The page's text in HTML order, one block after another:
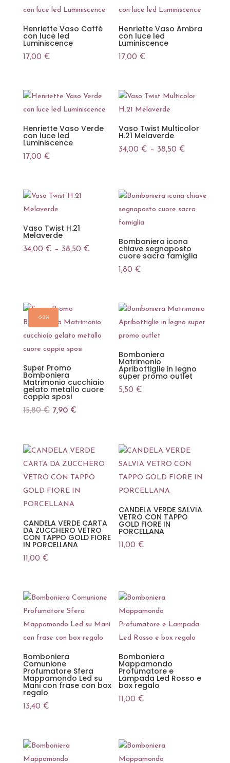
Henriette Vaso Caffé
con luce led
Luminiscence
17,00 €
Henriette Vaso Ambra
con luce led
Luminiscence
17,00€
Henriette Vaso Verde
con luce led
Luminiscence
17,00 €
Vaso Twist Multicolor
H.21 Melaverde
34,00€ – 38,50€
Vaso Twist H.21
Melaverde
34,00 € – 38,50 €
Bomboniera icona
chiave segnaposto
cuore sacra famiglia
1,80€
-50%
Super Promo
Bomboniera
Matrimonio cucchiaio
gelato metallo cuore
coppia sposi
15,80€ Il
era:
15,80 €.
7,90 €Il
è:
7,90 €.
Bomboniera
Matrimonio
Apribottiglie in legno
super promo outlet
5,50€
CANDELA VERDE CARTA
DA ZUCCHERO VETRO
CON TAPPO GOLD FIORE
IN PORCELLANA
11,00 €
CANDELA VERDE SALVIA
VETRO CON TAPPO
GOLD FIORE IN
PORCELLANA
11,00€
Bomboniera
Comunione
Profumatore Sfera
Mappamondo Led su
Mani con frase con box
regalo
13,40 €
Bomboniera
Mappamondo
Profumatore e
Lampada Led Rosso e
box regalo
11,00€